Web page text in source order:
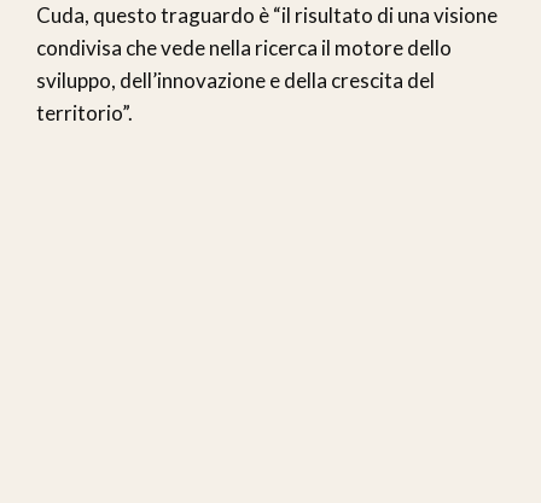
Cuda, questo traguardo è “il risultato di una visione
condivisa che vede nella ricerca il motore dello
sviluppo, dell’innovazione e della crescita del
territorio”.